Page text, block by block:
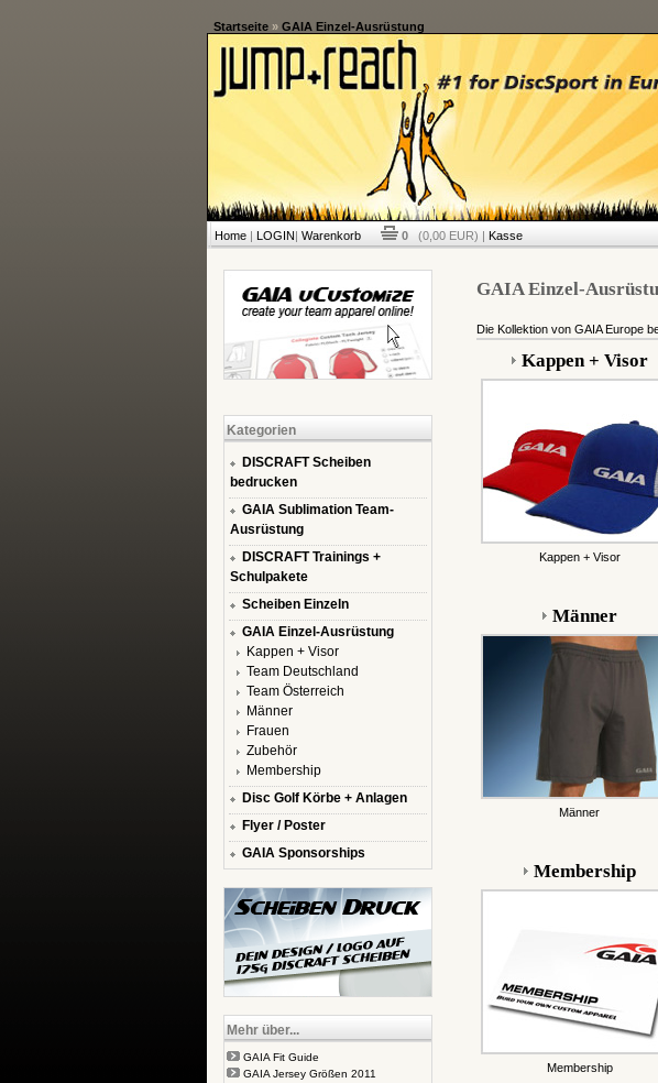
Startseite» GAIA Einzel-Ausrüstung
Home| LOGIN| Warenkorb 0 (0,00 EUR) | Kasse
Kategorien
DISCRAFT Scheiben
bedrucken
GAIA Sublimation Team-
Ausrüstung
DISCRAFT Trainings +
Schulpakete
Scheiben Einzeln
GAIA Einzel-Ausrüstung
Kappen + Visor
Team Deutschland
Team Österreich
Männer
Frauen
Zubehör
Membership
Disc Golf Körbe + Anlagen
Flyer / Poster
GAIA Sponsorships
Mehr über...
GAIA Fit Guide
GAIA Jersey Größen 2011
GAIA Einzel-
Die Kollektion von GAIA Europe
Kappen + Visor
Kappen + Visor
Männer
Männer
Membership
Membership